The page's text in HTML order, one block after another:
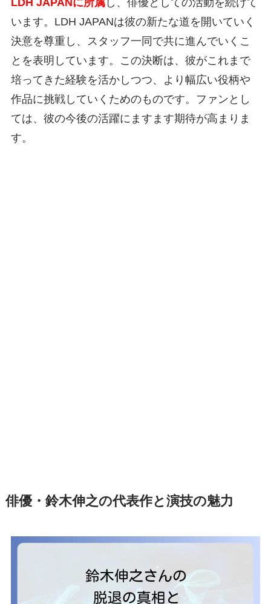
います。LDH JAPANは彼の新たな道を開いていく
決意を尊重し、スタッフ一同で共に進んでいくこ
とを表明しています。この決断は、彼がこれまで
培ってきた経験を活かしつつ、より幅広い役柄や
作品に挑戦していくためのものです。ファンとし
ては、彼の今後の活躍にますます期待が高まりま
す。
俳優・鈴木伸之の代表作と演技の魅力